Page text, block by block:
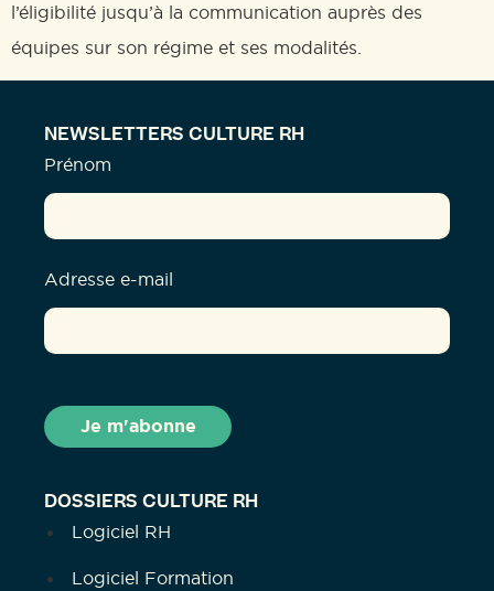
l’éligibilité jusqu’à la communication auprès des
équipes sur son régime et ses modalités.
DOSSIERS CULTURE RH
Logiciel RH
Logiciel Formation
NEWSLETTERS CULTURE RH
Prénom
Adresse e-mail